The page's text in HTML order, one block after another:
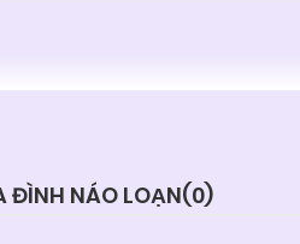
ĐÌNH NÁO LOẠN(0)